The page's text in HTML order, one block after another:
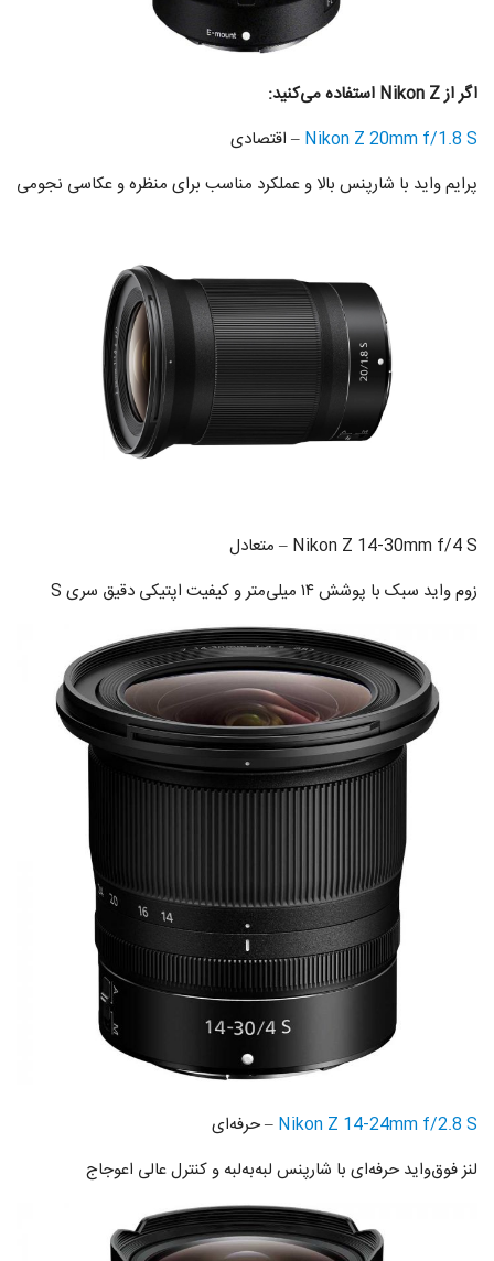
اگر از Nikon Z استفاده می‌کنید:
Nikon Z 20mm f/1.8 S – اقتصادی
پرایم واید با شارپنس بالا و عملکرد مناسب برای منظره و عکاسی نجومی
Nikon Z 14-30mm f/4 S – متعادل
زوم واید سبک با پوشش ۱۴ میلی‌متر و کیفیت اپتیکی دقیق سری S
Nikon Z 14-24mm f/2.8 S – حرفه‌ای
لنز فوق‌واید حرفه‌ای با شارپنس لبه‌به‌لبه و کنترل عالی اعوجاج